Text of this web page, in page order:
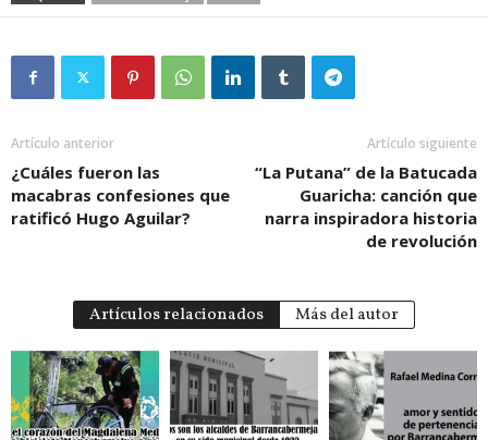
Artículo anterior
¿Cuáles fueron las
macabras confesiones que
ratificó Hugo Aguilar?
Artículo siguiente
“La Putana” de la Batucada
Guaricha: canción que
narra inspiradora historia
de revolución
Artículos relacionados Más del autor